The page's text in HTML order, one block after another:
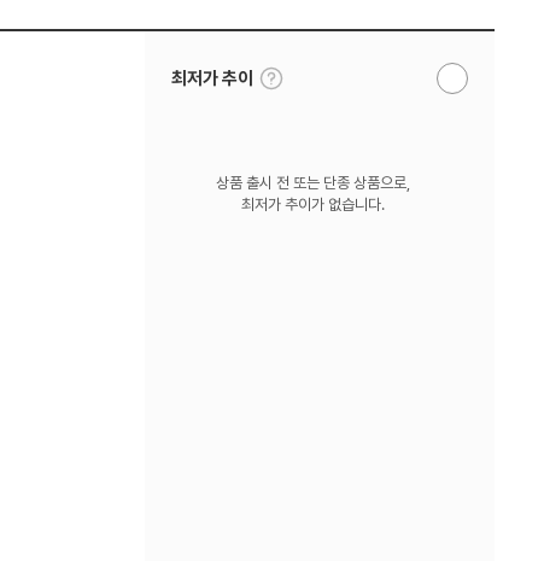
최저가 추이
툴
팁
알
상품 출시 전 또는 단종 상품으로,
최저가 추이가 없습니다.